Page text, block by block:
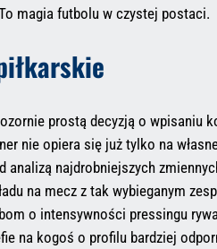
magia futbolu w czystej postaci.
prostą decyzją o wpisaniu
nie opiera się już tylko na
najdrobniejszych
na mecz z tak wybieganym
o intensywności pressingu
na kogoś o profilu bardziej